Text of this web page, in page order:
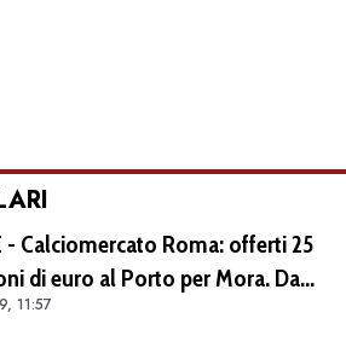
- Calciomercato Roma: offerti 25
di euro al Porto per Mora. Da
il prestito con diritto di riscatto.
11:57